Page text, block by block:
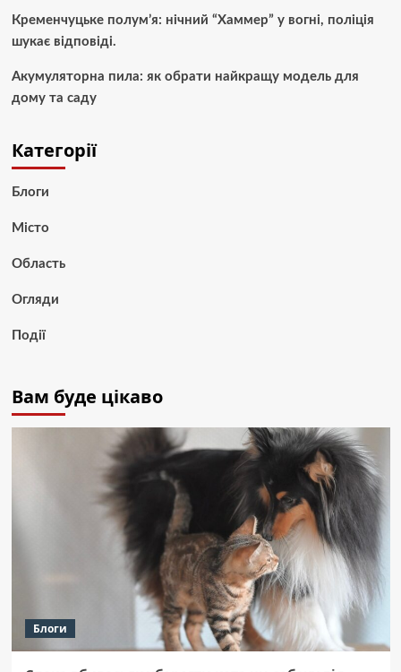
Кременчуцьке полум’я: нічний “Хаммер” у вогні, поліція
шукає відповіді.
Акумуляторна пила: як обрати найкращу модель для
дому та саду
Категорії
Блоги
Місто
Область
Огляди
Події
Вам буде цікаво
Блоги